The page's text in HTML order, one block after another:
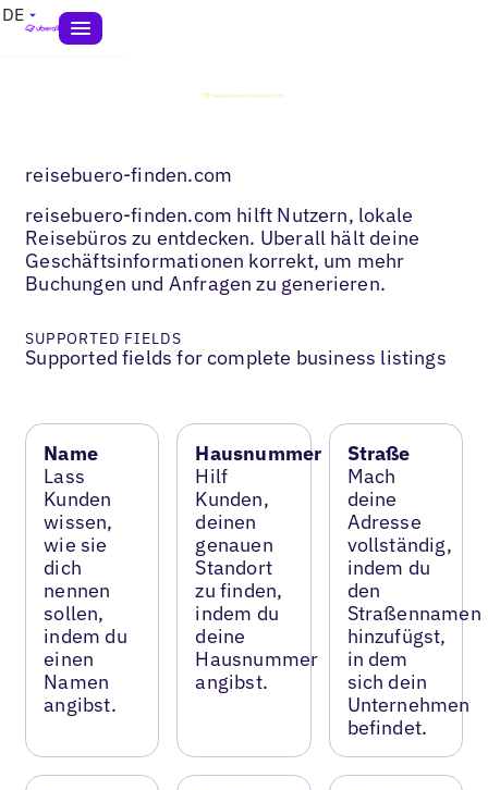
DE
reisebuero-finden.com
reisebuero-finden.com hilft Nutzern, lokale
Reisebüros zu entdecken. Uberall hält deine
Geschäftsinformationen korrekt, um mehr
Buchungen und Anfragen zu generieren.
SUPPORTED FIELDS
Supported fields for complete business listings
Name
Lass
Kunden
wissen,
wie sie
dich
nennen
sollen,
indem du
einen
Namen
angibst.
Hausnummer
Hilf
Kunden,
deinen
genauen
Standort
zu finden,
indem du
deine
Hausnummer
angibst.
Straße
Mach
deine
Adresse
vollständig,
indem du
den
Straßennamen
hinzufügst,
in dem
sich dein
Unternehmen
befindet.